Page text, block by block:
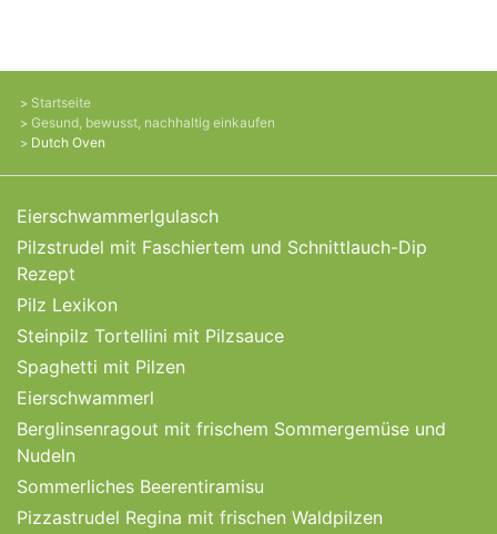
Startseite
Gesund, bewusst, nachhaltig einkaufen
Dutch Oven
Eierschwammerlgulasch
Pilzstrudel mit Faschiertem und Schnittlauch-Dip
Rezept
Pilz Lexikon
Steinpilz Tortellini mit Pilzsauce
Spaghetti mit Pilzen
Eierschwammerl
Berglinsenragout mit frischem Sommergemüse und
Nudeln
Sommerliches Beerentiramisu
Pizzastrudel Regina mit frischen Waldpilzen